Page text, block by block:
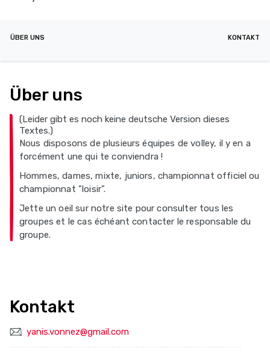
ÜBER UNS KONTAKT
Über uns
(Leider gibt es noch keine deutsche Version dieses
Textes.)
Nous disposons de plusieurs équipes de volley, il y en a
forcément une qui te conviendra !
Hommes, dames, mixte, juniors, championnat officiel ou
championnat "loisir".
Jette un oeil sur notre site pour consulter tous les
groupes et le cas échéant contacter le responsable du
groupe.
Kontakt
yanis.vonnez@gmail.com